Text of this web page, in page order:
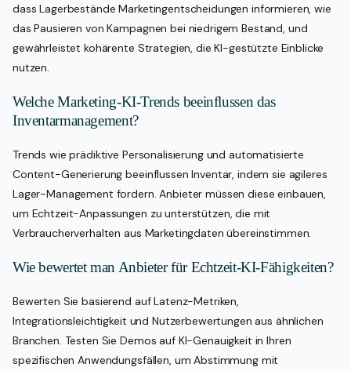
dass Lagerbestände Marketingentscheidungen informieren, wie
das Pausieren von Kampagnen bei niedrigem Bestand, und
gewährleistet kohärente Strategien, die KI-gestützte Einblicke
nutzen.
Welche Marketing-KI-Trends beeinflussen das
Inventarmanagement?
Trends wie prädiktive Personalisierung und automatisierte
Content-Generierung beeinflussen Inventar, indem sie agileres
Lager-Management fordern. Anbieter müssen diese einbauen,
um Echtzeit-Anpassungen zu unterstützen, die mit
Verbraucherverhalten aus Marketingdaten übereinstimmen.
Wie bewertet man Anbieter für Echtzeit-KI-Fähigkeiten?
Bewerten Sie basierend auf Latenz-Metriken,
Integrationsleichtigkeit und Nutzerbewertungen aus ähnlichen
Branchen. Testen Sie Demos auf KI-Genauigkeit in Ihren
spezifischen Anwendungsfällen, um Abstimmung mit